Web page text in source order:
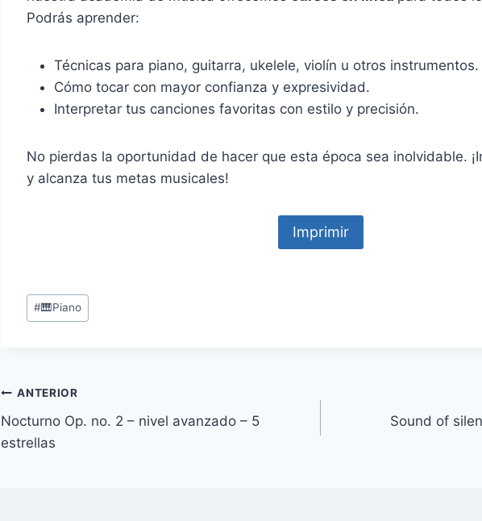
Podrás aprender:
Técnicas para piano, guitarra, ukelele, violín u otros instrumentos.
Cómo tocar con mayor confianza y expresividad.
Interpretar tus canciones favoritas con estilo y precisión.
No pierdas la oportunidad de hacer que esta época sea inolvidable.
y alcanza tus metas musicales!
Imprimir
Etiquetas
de
#🎹Piano
Navegación
de
ANTERIOR
Nocturno Op. no. 2 – nivel avanzado – 5
estrellas
Sound of